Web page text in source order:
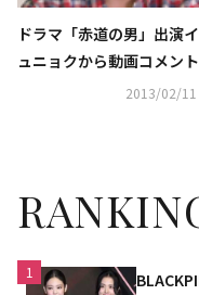
ドラマ「赤道の男」出演
ュニョクから動画コメント
2013/02/11
1